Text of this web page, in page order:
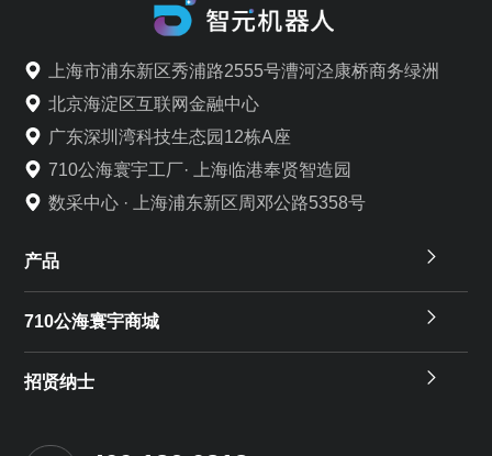
上海市浦东新区秀浦路2555号漕河泾康桥商务绿洲
北京海淀区互联网金融中心
广东深圳湾科技生态园12栋A座
710公海寰宇工厂· 上海临港奉贤智造园
数采中心 · 上海浦东新区周邓公路5358号
产品
710公海寰宇商城
招贤纳士